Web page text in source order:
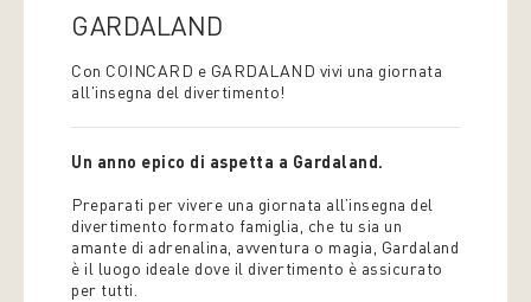
GARDALAND
Con COINCARD e GARDALAND vivi una giornata
all'insegna del divertimento!
Un anno epico di aspetta a Gardaland.
Preparati per vivere una giornata all’insegna del
divertimento formato famiglia, che tu sia un
amante di adrenalina, avventura o magia, Gardaland
è il luogo ideale dove il divertimento è assicurato
per tutti.